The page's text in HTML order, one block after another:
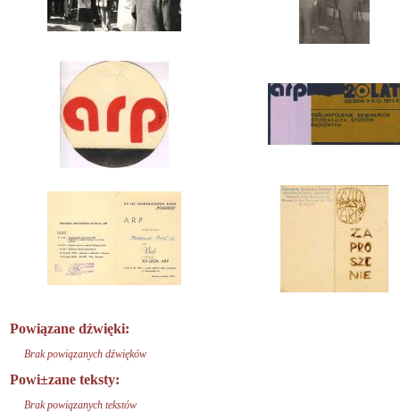
Powiązane dźwięki:
Brak powiązanych dźwięków
Powi±zane teksty:
Brak powiązanych tekstów